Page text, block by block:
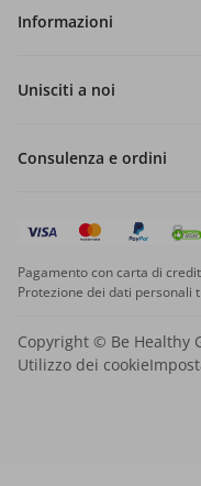
Informazioni
Unisciti a noi
Consulenza e ordini
Pagamento con carta di
Protezione dei dati personali
Copyright © Be Healthy
Utilizzo dei cookie